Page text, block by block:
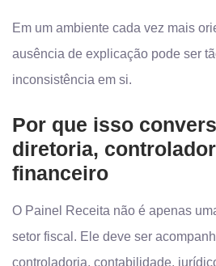
Em um ambiente cada vez mais
ausência de explicação pode ser
inconsistência em si.
Por que isso
diretoria,
financeiro
O Painel Receita não é apenas
setor fiscal. Ele deve ser
controladoria, contabilidade,